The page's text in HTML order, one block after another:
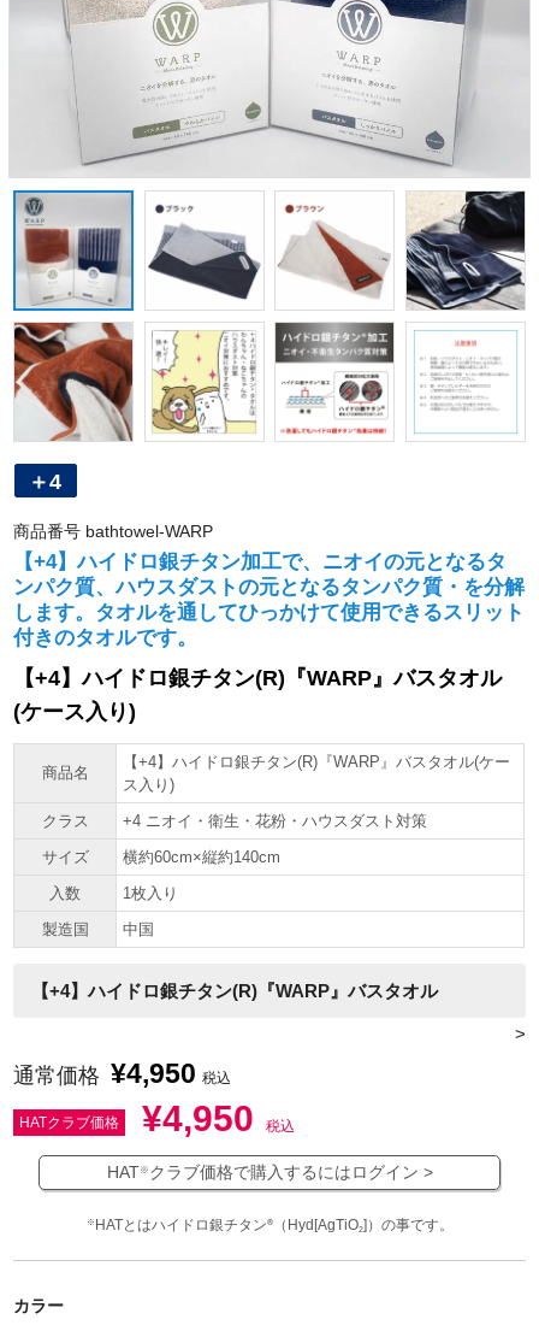
＋4
商品番号 bathtowel-WARP
【+4】ハイドロ銀チタン加工で、ニオイの元となるタ
ンパク質、ハウスダストの元となるタンパク質・を分解
します。タオルを通してひっかけて使用できるスリット
付きのタオルです。
【+4】ハイドロ銀チタン(R)『WARP』バスタオル
(ケース入り)
商品名
【+4】ハイドロ銀チタン(R)『WARP』バスタオル(ケー
ス入り)
クラス
+4 ニオイ・衛生・花粉・ハウスダスト対策
サイズ
横約60cm×縦約140cm
入数
1枚入り
製造国
中国
【+4】ハイドロ銀チタン(R)『WARP』バスタオル
>
通常価格 ¥4,950 税込
HATクラブ価格 ¥4,950 税込
HAT※ クラブ価格で購入するにはログイン >
※ HATとはハイドロ銀チタン®（Hyd[AgTiO2]）の事です。
カラー